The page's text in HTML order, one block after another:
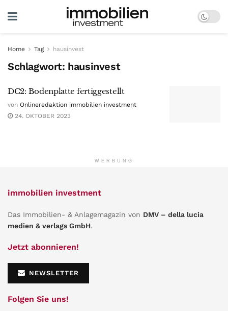
Home Tag hausinvest
Schlagwort: hausinvest
DC2: Bodenplatte fertiggestellt
von Onlineredaktion immobilien investment
24. OKTOBER 2023
WERBUNG
immobilien investment
Das Immobilien- & Anlagemagazin von DMV – della lucia
medien & verlags GmbH.
Jetzt abonnieren!
NEWSLETTER
Folgen Sie uns!